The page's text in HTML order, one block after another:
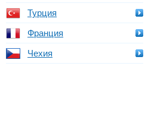
Турция
Франция
Чехия